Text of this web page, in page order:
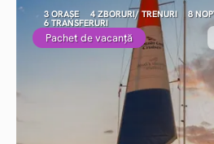
3 ORAȘE 4 ZBORURI/ TRENURI 8
6 TRANSFERURI
Pachet de vacanță